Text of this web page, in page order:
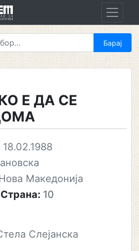
Е ДА СЕ
18.02.1988
Македонија
Страна: 10
Слејанска